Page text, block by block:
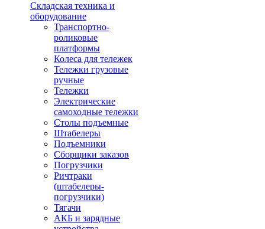
Складская техника и
оборудование
Транспортно-
роликовые
платформы
Колеса для тележек
Тележки грузовые
ручные
Тележки
Электрические
самоходные тележки
Столы подъемные
Штабелеры
Подъемники
Сборщики заказов
Погрузчики
Ричтраки
(штабелеры-
погрузчики)
Тягачи
АКБ и зарядные